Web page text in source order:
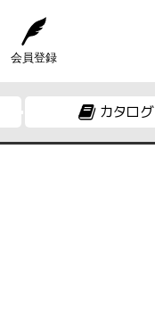
会員登録
カタログ